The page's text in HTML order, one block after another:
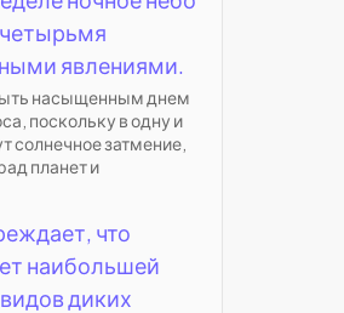
явлениями.
насыщенным днем
поскольку в одну и
солнечное затмение,
планет и
что
наибольшей
диких